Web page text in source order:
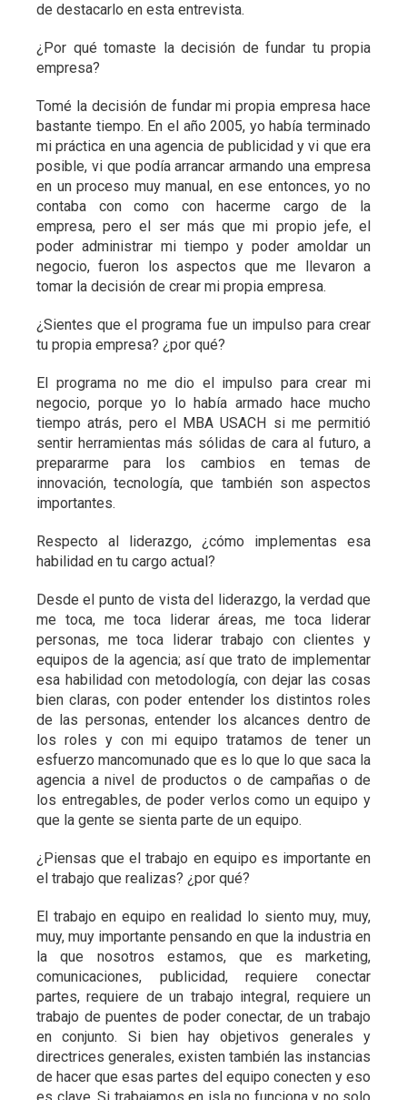
de destacarlo en esta entrevista.
¿Por qué tomaste la decisión de fundar tu propia
empresa?
Tomé la decisión de fundar mi propia empresa hace
bastante tiempo. En el año 2005, yo había terminado
mi práctica en una agencia de publicidad y vi que era
posible, vi que podía arrancar armando una empresa
en un proceso muy manual, en ese entonces, yo no
contaba con como con hacerme cargo de la
empresa, pero el ser más que mi propio jefe, el
poder administrar mi tiempo y poder amoldar un
negocio, fueron los aspectos que me llevaron a
tomar la decisión de crear mi propia empresa.
¿Sientes que el programa fue un impulso para crear
tu propia empresa? ¿por qué?
El programa no me dio el impulso para crear mi
negocio, porque yo lo había armado hace mucho
tiempo atrás, pero el MBA USACH si me permitió
sentir herramientas más sólidas de cara al futuro, a
prepararme para los cambios en temas de
innovación, tecnología, que también son aspectos
importantes.
Respecto al liderazgo, ¿cómo implementas esa
habilidad en tu cargo actual?
Desde el punto de vista del liderazgo, la verdad que
me toca, me toca liderar áreas, me toca liderar
personas, me toca liderar trabajo con clientes y
equipos de la agencia; así que trato de implementar
esa habilidad con metodología, con dejar las cosas
bien claras, con poder entender los distintos roles
de las personas, entender los alcances dentro de
los roles y con mi equipo tratamos de tener un
esfuerzo mancomunado que es lo que lo que saca la
agencia a nivel de productos o de campañas o de
los entregables, de poder verlos como un equipo y
que la gente se sienta parte de un equipo.
¿Piensas que el trabajo en equipo es importante en
el trabajo que realizas? ¿por qué?
El trabajo en equipo en realidad lo siento muy, muy,
muy, muy importante pensando en que la industria en
la que nosotros estamos, que es marketing,
comunicaciones, publicidad, requiere conectar
partes, requiere de un trabajo integral, requiere un
trabajo de puentes de poder conectar, de un trabajo
en conjunto. Si bien hay objetivos generales y
directrices generales, existen también las instancias
de hacer que esas partes del equipo conecten y eso